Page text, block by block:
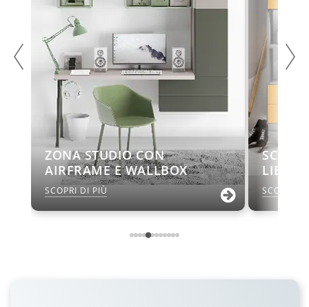
ZONA STUDIO CON
AIRFRAME E WALLBOX
SCOPRI DI PIÙ SCOPRI